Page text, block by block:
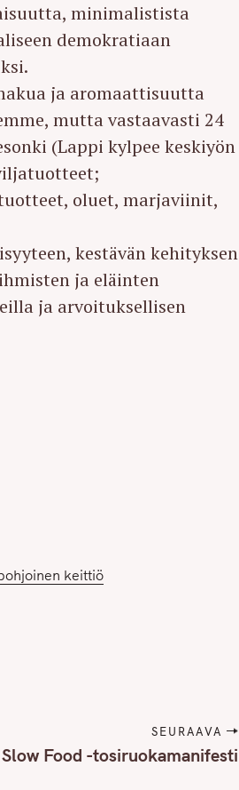
minimalistista
demokratiaan
ja aromaattisuutta
mutta vastaavasti 24
(Lappi kylpee keskiyön
oluet, marjaviinit,
kestävän kehityksen
ja eläinten
ja arvoituksellisen
keittiö
SEURAAVA
Slow Food -tosiruokamanifesti
Press Esc to cancel.